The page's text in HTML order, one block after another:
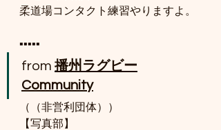
柔道場コンタクト練習やりますよ。
▪️▪️▪️▪️▪️
from 播州ラグビー
Community
（（非営利団体））
【写真部】